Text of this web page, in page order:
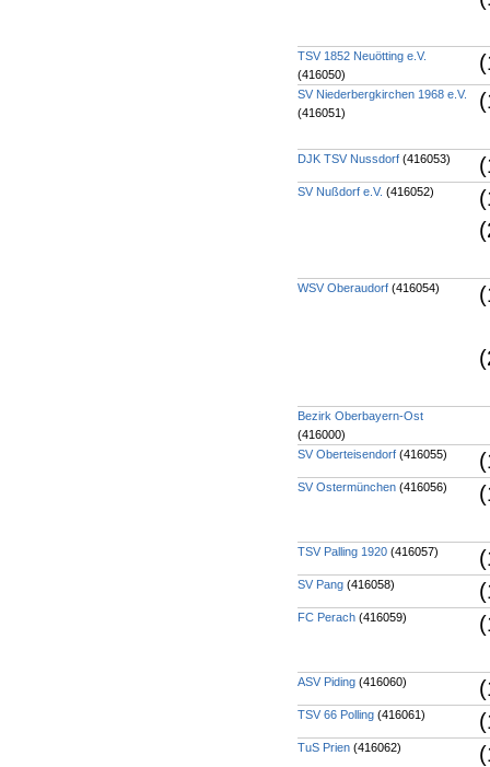
TSV 1852 Neuötting e.V.
(416050)
SV Niederbergkirchen 1968 e.V.
(416051)
DJK TSV Nussdorf (416053)
SV Nußdorf e.V. (416052)
WSV Oberaudorf (416054)
Bezirk Oberbayern-Ost
(416000)
SV Oberteisendorf (416055)
SV Ostermünchen (416056)
TSV Palling 1920 (416057)
SV Pang (416058)
FC Perach (416059)
ASV Piding (416060)
TSV 66 Polling (416061)
TuS Prien (416062)